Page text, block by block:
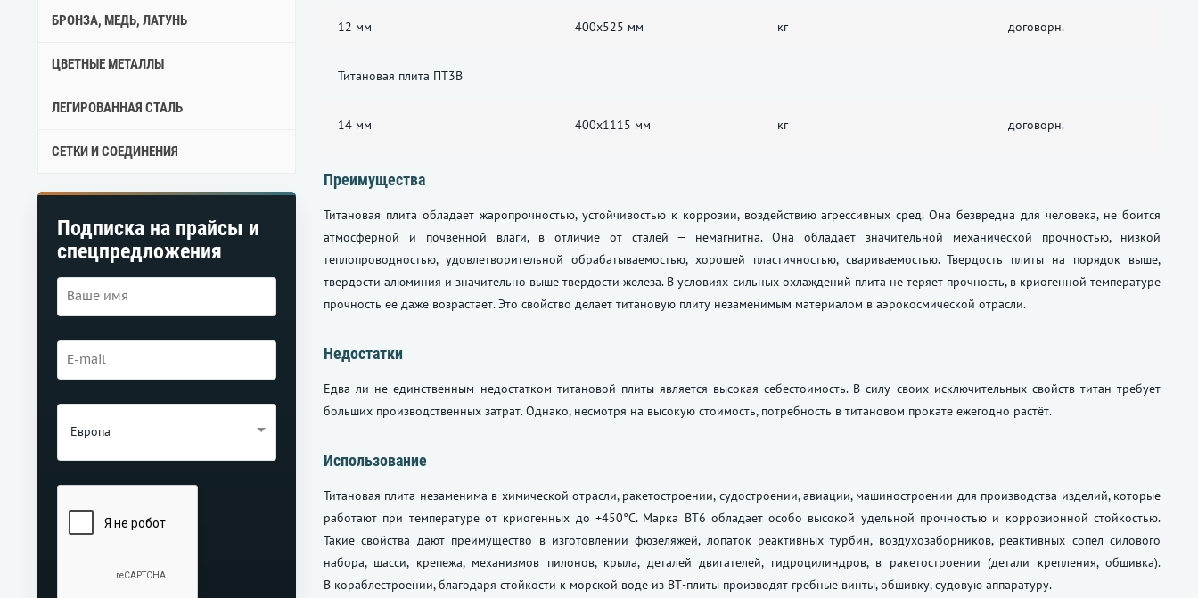
БРОНЗА, МЕДЬ, ЛАТУНЬ
ЦВЕТНЫЕ МЕТАЛЛЫ
ЛЕГИРОВАННАЯ СТАЛЬ
СЕТКИ И СОЕДИНЕНИЯ
Подписка на прайсы и
спецпредложения
Европа
12 мм 400x525 мм кг договорн.
Титановая плита ПТ3В
14 мм 400x1115 мм кг договорн.
Преимущества
Титановая плита обладает жаропрочностью, устойчивостью к коррозии, воздействию агрессивных сред. Она безвредна для человека, не боится
атмосферной и почвенной влаги, в отличие от сталей — немагнитна. Она обладает значительной механической прочностью, низкой
теплопроводностью, удовлетворительной обрабатываемостью, хорошей пластичностью, свариваемостью. Твердость плиты на порядок выше,
твердости алюминия и значительно выше твердости железа. В условиях сильных охлаждений плита не теряет прочность, в криогенной температуре
прочность ее даже возрастает. Это свойство делает титановую плиту незаменимым материалом в аэрокосмической отрасли.
Недостатки
Едва ли не единственным недостатком титановой плиты является высокая себестоимость. В силу своих исключительных свойств титан требует
больших производственных затрат. Однако, несмотря на высокую стоимость, потребность в титановом прокате ежегодно растёт.
Использование
Титановая плита незаменима в химической отрасли, ракетостроении, судостроении, авиации, машиностроении для производства изделий, которые
работают при температуре от криогенных до +450°С. Марка ВТ6 обладает особо высокой удельной прочностью и коррозионной стойкостью.
Такие свойства дают преимущество в изготовлении фюзеляжей, лопаток реактивных турбин, воздухозаборников, реактивных сопел силового
набора, шасси, крепежа, механизмов пилонов, крыла, деталей двигателей, гидроцилиндров, в ракетостроении (детали крепления, обшивка).
В кораблестроении, благодаря стойкости к морской воде из ВТ-плиты производят гребные винты, обшивку, судовую аппаратуру.